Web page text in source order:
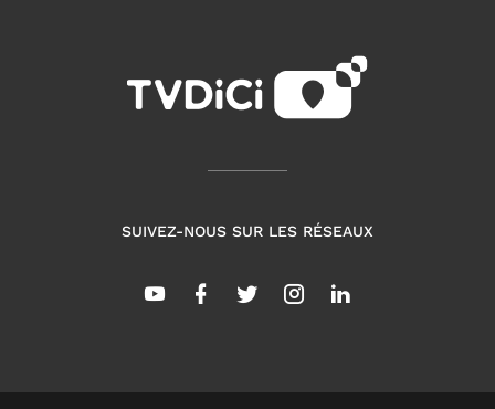
SUIVEZ-NOUS SUR LES RÉSEAUX